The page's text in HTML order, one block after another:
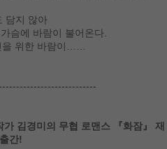
담지 않아
슴에 바람이 불어온다.
을 위한 바람이……
김경미의 무협 로맨스 『화잠』 재
출간!